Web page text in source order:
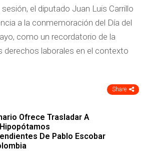
el diputado Juan Luis Carrillo
a la conmemoración del Día del
como un recordatorio de la
derechos laborales en el contexto
Share
Ofrece Trasladar A
De Pablo Escobar